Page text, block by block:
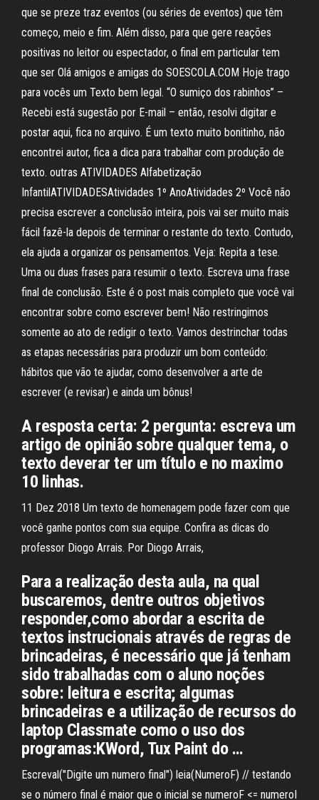
que se preze traz eventos (ou séries de eventos) que têm
começo, meio e fim. Além disso, para que gere reações
positivas no leitor ou espectador, o final em particular tem
que ser Olá amigos e amigas do SOESCOLA.COM Hoje trago
para vocês um Texto bem legal. “O sumiço dos rabinhos” –
Recebi está sugestão por E-mail – então, resolvi digitar e
postar aqui, fica no arquivo. É um texto muito bonitinho, não
encontrei autor, fica a dica para trabalhar com produção de
texto. outras ATIVIDADES Alfabetização
InfantilATIVIDADESAtividades 1º AnoAtividades 2º Você não
precisa escrever a conclusão inteira, pois vai ser muito mais
fácil fazê-la depois de terminar o restante do texto. Contudo,
ela ajuda a organizar os pensamentos. Veja: Repita a tese.
Uma ou duas frases para resumir o texto. Escreva uma frase
final de conclusão. Este é o post mais completo que você vai
encontrar sobre como escrever bem! Não restringimos
somente ao ato de redigir o texto. Vamos destrinchar todas
as etapas necessárias para produzir um bom conteúdo:
hábitos que vão te ajudar, como desenvolver a arte de
escrever (e revisar) e ainda um bônus!
A resposta certa: 2 pergunta: escreva um
artigo de opinião sobre qualquer tema, o
texto deverar ter um título e no maximo
10 linhas.
11 Dez 2018 Um texto de homenagem pode fazer com que
você ganhe pontos com sua equipe. Confira as dicas do
professor Diogo Arrais. Por Diogo Arrais,
Para a realização desta aula, na qual
buscaremos, dentre outros objetivos
responder,como abordar a escrita de
textos instrucionais através de regras de
brincadeiras, é necessário que já tenham
sido trabalhadas com o aluno noções
sobre: leitura e escrita; algumas
brincadeiras e a utilização de recursos do
laptop Classmate como o uso dos
programas:KWord, Tux Paint do …
Escreval("Digite um numero final") leia(NumeroF) // testando
se o número final é maior que o inicial se numeroF <= numeroI